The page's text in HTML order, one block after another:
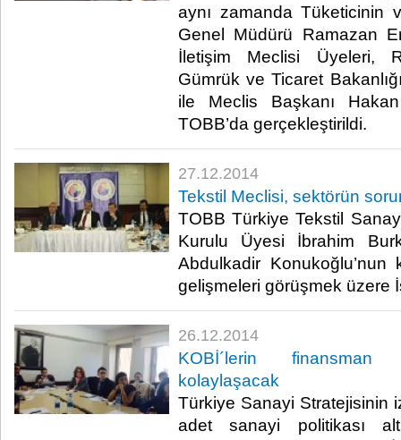
aynı zamanda Tüketicinin
Genel Müdürü Ramazan
İletişim Meclisi Üyeleri,
Gümrük ve Ticaret
ile Meclis Başkanı
TOBB’da gerçekleştirildi. ​
27.12.2014
Tekstil Meclisi, sektörün
TOBB Türkiye Tekstil
Kurulu Üyesi İbrahim
Abdulkadir Konukoğlu’nun
gelişmeleri görüşmek üzere
26.12.2014
KOBİ´lerin finansman
kolaylaşacak
Türkiye Sanayi Stratejisinin
adet sanayi politikası